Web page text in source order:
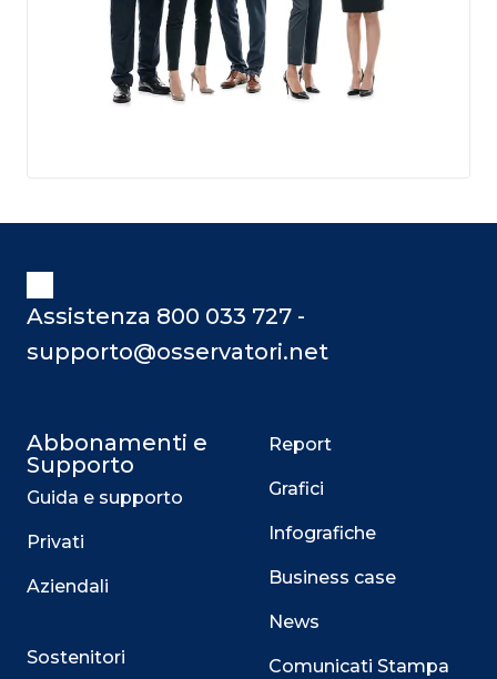
Assistenza 800 033 727 -
supporto@osservatori.net
Abbonamenti e
Supporto
Guida e supporto
Privati
Aziendali
Sostenitori
Report
Grafici
Infografiche
Business case
News
Comunicati Stampa